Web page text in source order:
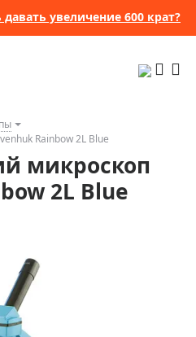
увеличение 600 крат?
Rainbow 2L Blue
микроскоп
2L Blue